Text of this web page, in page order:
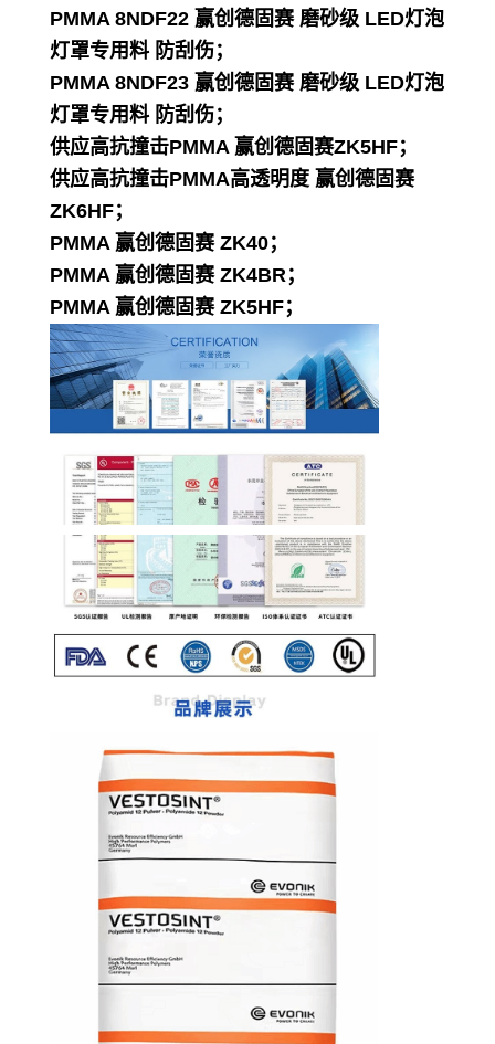
PMMA 8NDF22 赢创德固赛 磨砂级 LED灯泡
灯罩专用料 防刮伤；
PMMA 8NDF23 赢创德固赛 磨砂级 LED灯泡
灯罩专用料 防刮伤；
供应高抗撞击PMMA 赢创德固赛ZK5HF；
供应高抗撞击PMMA高透明度 赢创德固赛
ZK6HF；
PMMA 赢创德固赛 ZK40；
PMMA 赢创德固赛 ZK4BR；
PMMA 赢创德固赛 ZK5HF；